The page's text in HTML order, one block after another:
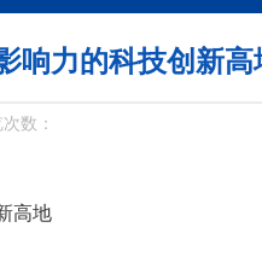
响力的科技创新高
数：
高地